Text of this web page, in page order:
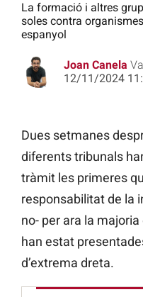
La formació i altres
soles contra
espanyol
Joan Canela
12/11/2024
Dues setmanes
diferents tribunals
tràmit les primeres
responsabilitat de la
no- per ara la
han estat
d’extrema dreta.